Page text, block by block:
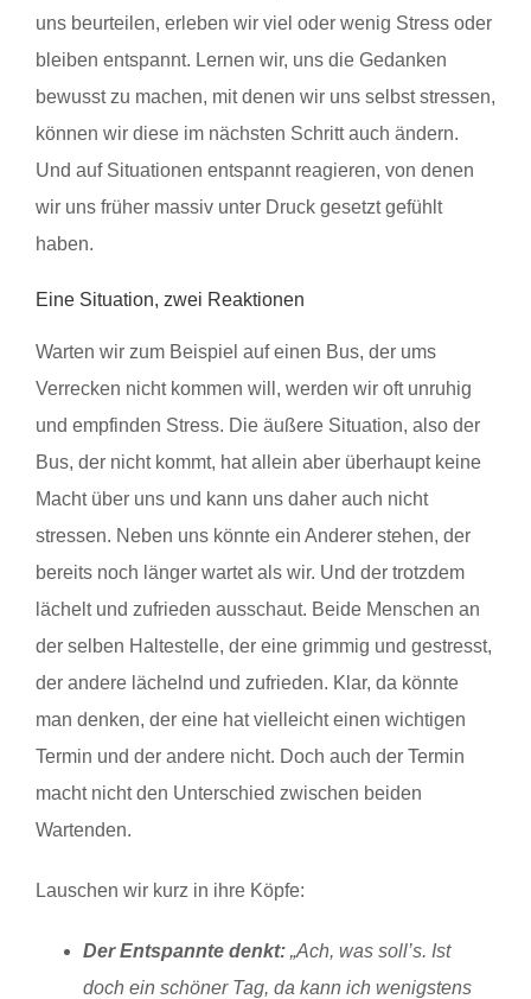
uns beurteilen, erleben wir viel oder wenig Stress oder
bleiben entspannt. Lernen wir, uns die Gedanken
bewusst zu machen, mit denen wir uns selbst stressen,
können wir diese im nächsten Schritt auch ändern.
Und auf Situationen entspannt reagieren, von denen
wir uns früher massiv unter Druck gesetzt gefühlt
haben.
Eine Situation, zwei Reaktionen
Warten wir zum Beispiel auf einen Bus, der ums
Verrecken nicht kommen will, werden wir oft unruhig
und empfinden Stress. Die äußere Situation, also der
Bus, der nicht kommt, hat allein aber überhaupt keine
Macht über uns und kann uns daher auch nicht
stressen. Neben uns könnte ein Anderer stehen, der
bereits noch länger wartet als wir. Und der trotzdem
lächelt und zufrieden ausschaut. Beide Menschen an
der selben Haltestelle, der eine grimmig und gestresst,
der andere lächelnd und zufrieden. Klar, da könnte
man denken, der eine hat vielleicht einen wichtigen
Termin und der andere nicht. Doch auch der Termin
macht nicht den Unterschied zwischen beiden
Wartenden.
Lauschen wir kurz in ihre Köpfe:
Der Entspannte denkt: „Ach, was soll’s. Ist
doch ein schöner Tag, da kann ich wenigstens